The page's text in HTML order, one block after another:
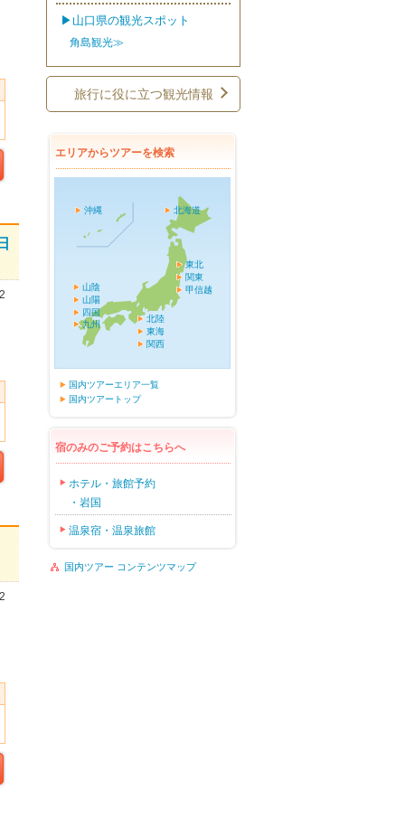
▶山口県の観光スポット
角島観光≫
旅行に役に立つ観光情報
エリアからツアーを検索
北海道
東北
関東
甲信越
北陸
東海
関西
山陰
山陽
四国
九州
沖縄
国内ツアーエリア一覧
国内ツアートップ
宿のみのご予約はこちらへ
ホテル・旅館予約
・岩国
温泉宿・温泉旅館
国内ツアー コンテンツマップ